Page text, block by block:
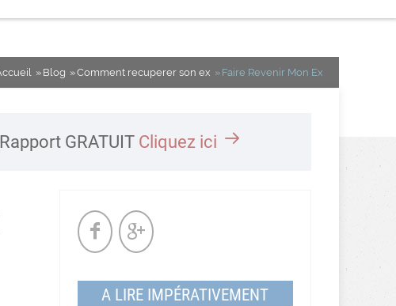
Blog Comment recuperer son ex Faire Revenir Mon Ex
GRATUIT Cliquez ici
A LIRE IMPÉRATIVEMENT